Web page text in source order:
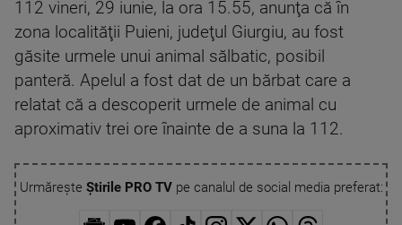
112 vineri, 29 iunie, la ora 15.55, anunţa că în
zona localităţii Puieni, judeţul Giurgiu, au fost
găsite urmele unui animal sălbatic, posibil
panteră. Apelul a fost dat de un bărbat care a
relatat că a descoperit urmele de animal cu
aproximativ trei ore înainte de a suna la 112.
Urmărește Știrile PRO TVpe canalul de social media preferat: